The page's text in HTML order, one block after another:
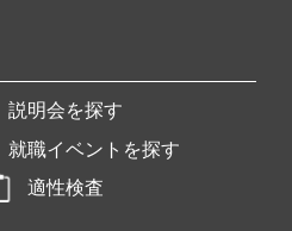
説明会を探す
就職イベントを探す
適性検査